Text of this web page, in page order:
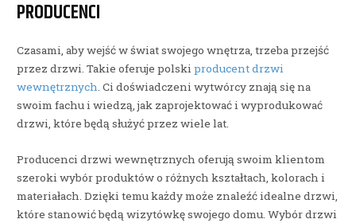
PRODUCENCI
Czasami, aby wejść w świat swojego wnętrza, trzeba przejść
przez drzwi. Takie oferuje polskiproducent drzwi
wewnętrznych. Ci doświadczeni wytwórcy znają się na
swoim fachu i wiedzą, jak zaprojektować i wyprodukować
drzwi, które będą służyć przez wiele lat.
Producenci drzwi wewnętrznych oferują swoim klientom
szeroki wybór produktów o różnych kształtach, kolorach i
materiałach. Dzięki temu każdy może znaleźć idealne drzwi,
które stanowić będą wizytówkę swojego domu. Wybór drzwi